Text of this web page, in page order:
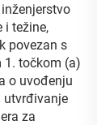
i težine,
povezan s
1. točkom (a)
o uvođenju
utvrđivanje
za